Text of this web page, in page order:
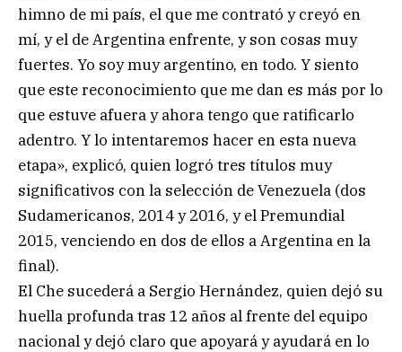
himno de mi país, el que me contrató y creyó en
mí, y el de Argentina enfrente, y son cosas muy
fuertes. Yo soy muy argentino, en todo. Y siento
que este reconocimiento que me dan es más por lo
que estuve afuera y ahora tengo que ratificarlo
adentro. Y lo intentaremos hacer en esta nueva
etapa», explicó, quien logró tres títulos muy
significativos con la selección de Venezuela (dos
Sudamericanos, 2014 y 2016, y el Premundial
2015, venciendo en dos de ellos a Argentina en la
final).
El Che sucederá a Sergio Hernández, quien dejó su
huella profunda tras 12 años al frente del equipo
nacional y dejó claro que apoyará y ayudará en lo